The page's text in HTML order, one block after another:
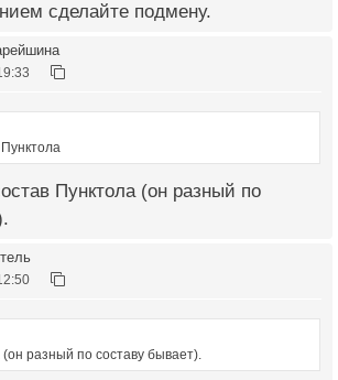
сделайте подмену.
Пунктола (он разный по
разный по составу бывает).